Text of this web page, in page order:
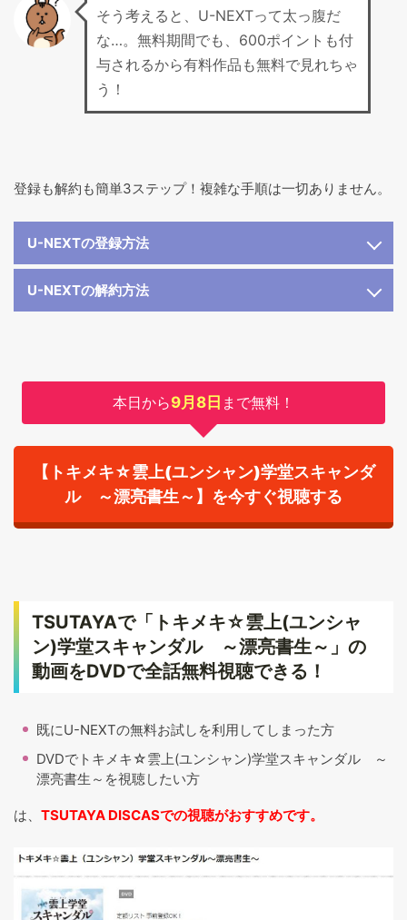
そう考えると、U-NEXTって太っ腹だ
な…。無料期間でも、600ポイントも付
与されるから有料作品も無料で見れちゃ
う！
登録も解約も簡単3ステップ！複雑な手順は一切ありません。
U-NEXTの登録方法
U-NEXTの解約方法
本日から9月8日 まで無料！
【トキメキ☆雲上(ユンシャン)学堂スキャンダ
ル ～漂亮書生～】を今すぐ視聴する
TSUTAYAで「トキメキ☆雲上(ユンシャ
ン)学堂スキャンダル ～漂亮書生～」の
動画をDVDで全話無料視聴できる！
既にU-NEXTの無料お試しを利用してしまった方
DVDでトキメキ☆雲上(ユンシャン)学堂スキャンダル ～
漂亮書生～を視聴したい方
は、 TSUTAYA DISCASでの視聴がおすすめです。